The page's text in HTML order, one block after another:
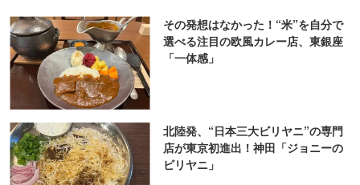
その発想はなかった！“米”を自分で
選べる注目の欧風カレー店、東銀座
「一体感」
北陸発、“日本三大ビリヤニ”の専門
店が東京初進出！神田「ジョニーの
ビリヤニ」